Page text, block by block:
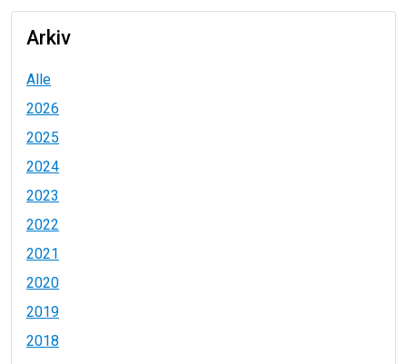
Arkiv
Alle
2026
2025
2024
2023
2022
2021
2020
2019
2018